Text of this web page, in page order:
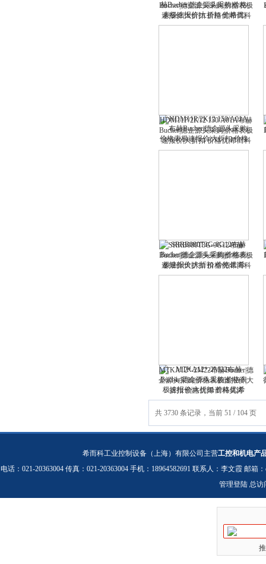
Bucher|德企源头采购|价格表极
速报价|大折扣 价格优|希而科
吴涛
HDM11P/2K12 150/A01A布赫
Bucher|德企源头采购|价格表极
速报价|大折扣 价格优|希而科
吴涛
SRRB080T3G-0G12布赫
Bucher|德企源头采购|价格表极
速报价|大折扣 价格优|希而科
吴涛
MTKA12*-2M22布赫Bucher|德
企源头采购|价格表极速报价|大
折扣 价格优|希而科吴涛
共 3730 条记录，当前 51 / 104 页
希而科工业控制设备（上海）有限公司主营工控和机电产
电话：021-20363004 传真：021-20363004 手机：18964582691 联系人：李文霞 邮箱：
管理登陆 总访